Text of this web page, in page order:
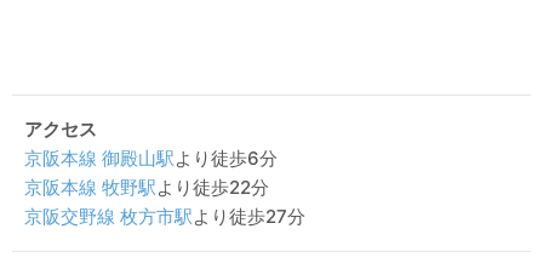
アクセス
京阪本線 御殿山駅より徒歩6分
京阪本線 牧野駅より徒歩22分
京阪交野線 枚方市駅より徒歩27分